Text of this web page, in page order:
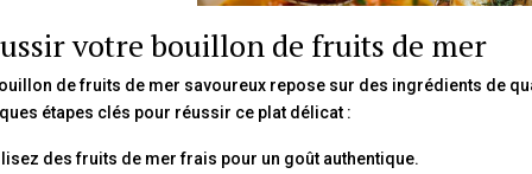
votre bouillon de fruits de mer
de fruits de mer savoureux repose sur des ingrédients de
étapes clés pour réussir ce plat délicat :
des fruits de mer frais pour un goût authentique.